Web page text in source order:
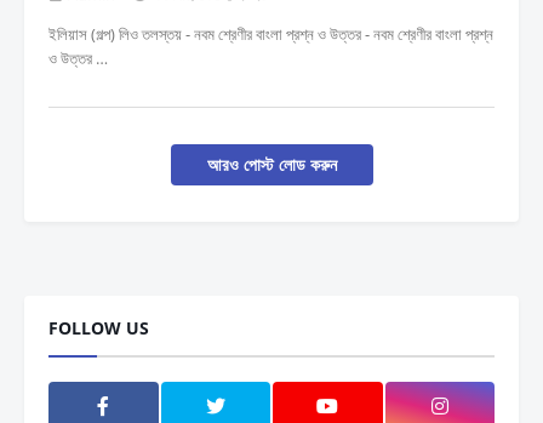
ইলিয়াস (গল্প) লিও তলস্তয় - নবম শ্রেণীর বাংলা প্রশ্ন ও উত্তর - নবম শ্রেণীর বাংলা প্রশ্ন
ও উত্তর …
আরও পোস্ট লোড করুন
FOLLOW US